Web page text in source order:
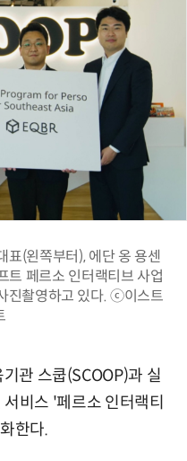
표(왼쪽부터), 에단 옹 용센
트 페르소 인터랙티브 사업
진촬영하고 있다. ⓒ이스트
관 스쿱(SCOOP)과 실
비스 '페르소 인터랙티
한다.